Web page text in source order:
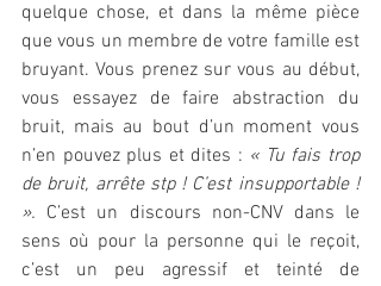
quelque chose, et dans la même pièce
que vous un membre de votre famille est
bruyant. Vous prenez sur vous au début,
vous essayez de faire abstraction du
bruit, mais au bout d’un moment vous
n’en pouvez plus et dites : « Tu fais trop
de bruit, arrête stp ! C’est insupportable !
». C’est un discours non-CNV dans le
sens où pour la personne qui le reçoit,
c’est un peu agressif et teinté de